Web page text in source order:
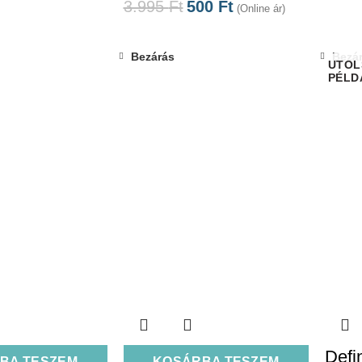
3.995Ft 500 Ft (Online ár)
Bezárás